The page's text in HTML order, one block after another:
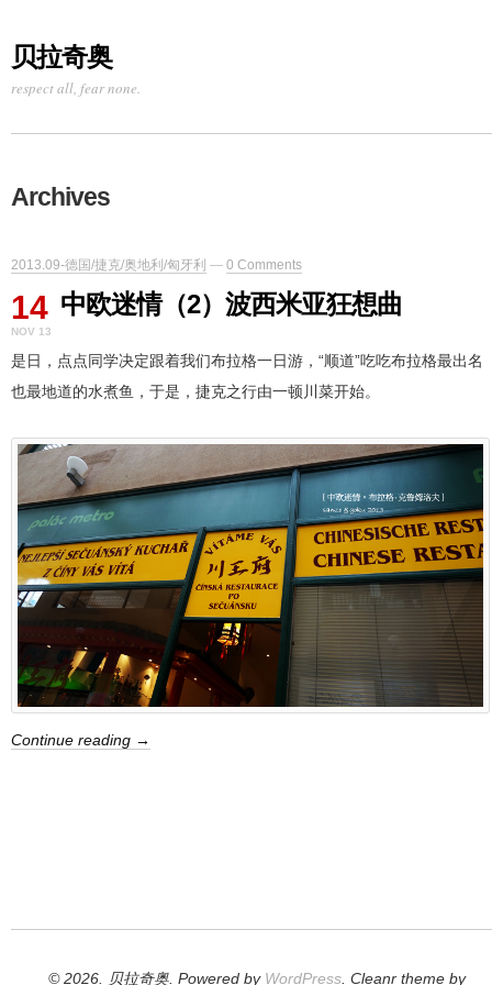
贝拉奇奥
respect all, fear none.
Archives
2013.09-德国/捷克/奥地利/匈牙利 — 0 Comments
14
NOV 13
中欧迷情（2）波西米亚狂想曲
是日，点点同学决定跟着我们布拉格一日游，“顺道”吃吃布拉格最出名
也最地道的水煮鱼，于是，捷克之行由一顿川菜开始。
Continue reading →
© 2026. 贝拉奇奥. Powered by WordPress . Cleanr theme by